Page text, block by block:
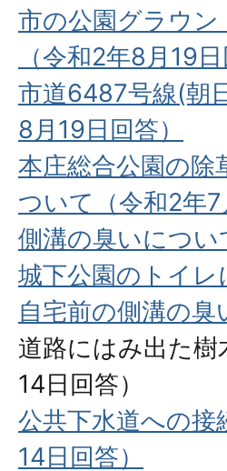
市の公園グラウ
（令和2年8月19日
市道6487号線(朝
8月19日回答）
本庄総合公園の除
ついて（令和2年7
側溝の臭いにつ
城下公園のトイ
自宅前の側溝の
道路にはみ出た樹
14日回答）
公共下水道への接
14日回答）